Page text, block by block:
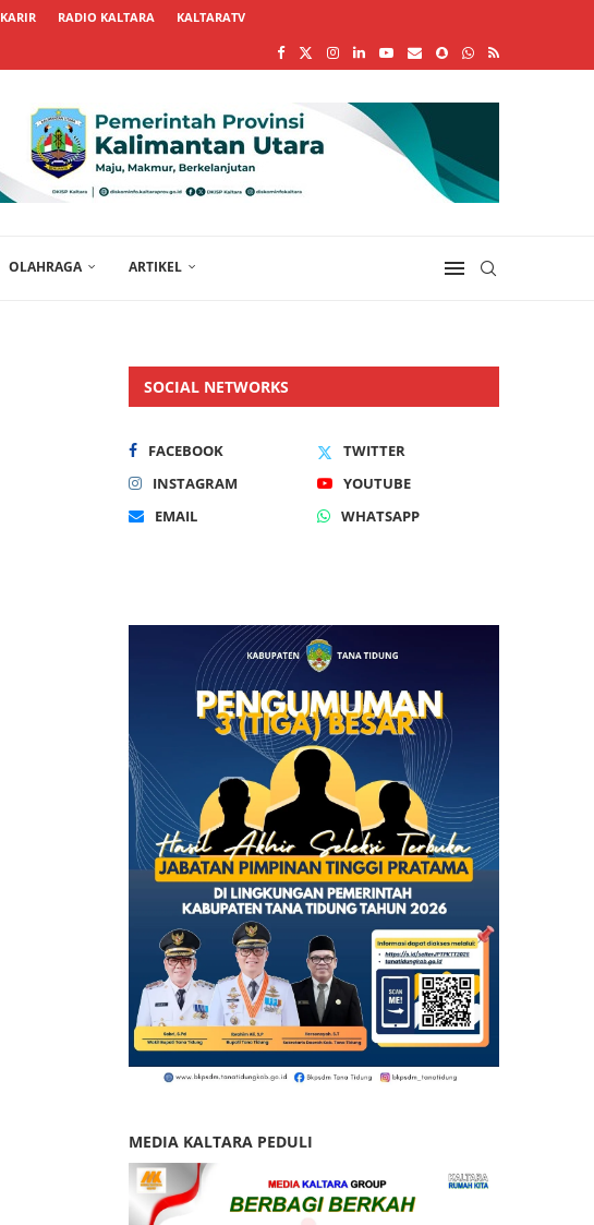
KARIR RADIO KALTARA KALTARATV
OLAHRAGA ARTIKEL
SOCIAL NETWORKS
FACEBOOK
TWITTER
INSTAGRAM
YOUTUBE
EMAIL
WHATSAPP
MEDIA KALTARA PEDULI